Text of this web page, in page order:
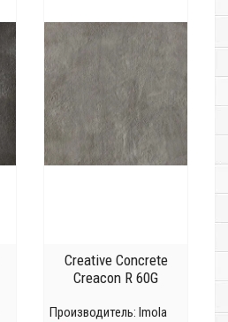
Creative Concrete
Creacon R 60G
Производитель: Imola